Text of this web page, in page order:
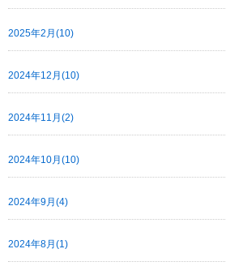
2025年2月(10)
2024年12月(10)
2024年11月(2)
2024年10月(10)
2024年9月(4)
2024年8月(1)